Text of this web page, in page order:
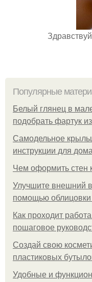
Популярные
Белый глянец в
подобрать фартук
Самодельное
инструкции для
Чем оформить стен
Улучшите внешний
помощью облицовки
Как проходит
пошаговое
Создай свою
пластиковых
Удобные и